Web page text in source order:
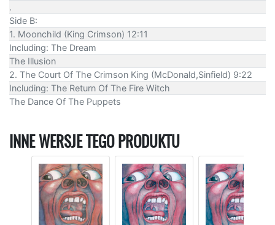
.
Side B:
1. Moonchild (King Crimson) 12:11
Including: The Dream
The Illusion
2. The Court Of The Crimson King (McDonald,Sinfield) 9:22
Including: The Return Of The Fire Witch
The Dance Of The Puppets
INNE WERSJE TEGO PRODUKTU